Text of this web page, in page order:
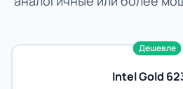
Дешевле
Intel Gold